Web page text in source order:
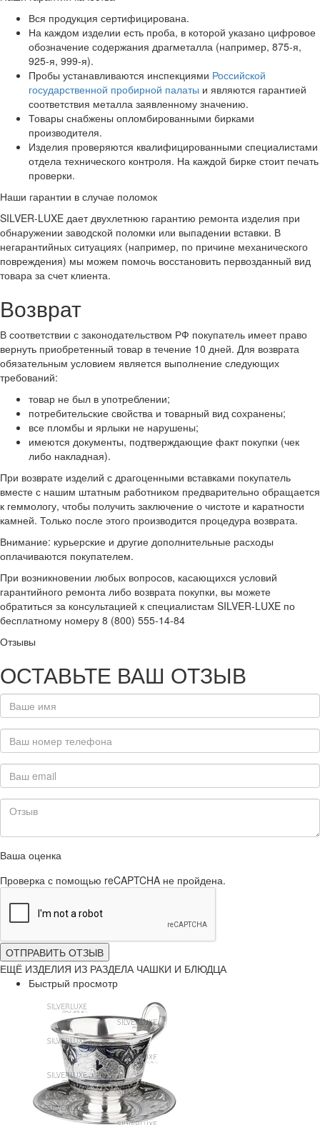
Вся продукция сертифицирована.
На каждом изделии есть проба, в которой указано цифровое
обозначение содержания драгметалла (например, 875-я,
925-я, 999-я).
Пробы устанавливаются инспекциями Российской
государственной пробирной палаты и являются гарантией
соответствия металла заявленному значению.
Товары снабжены опломбированными бирками
производителя.
Изделия проверяются квалифицированными специалистами
отдела технического контроля. На каждой бирке стоит печать
проверки.
Наши гарантии в случае поломок
SILVER-LUXE дает двухлетнюю гарантию ремонта изделия при
обнаружении заводской поломки или выпадении вставки. В
негарантийных ситуациях (например, по причине механического
повреждения) мы можем помочь восстановить первозданный вид
товара за счет клиента.
Возврат
В соответствии с законодательством РФ покупатель имеет право
вернуть приобретенный товар в течение 10 дней. Для возврата
обязательным условием является выполнение следующих
требований:
товар не был в употреблении;
потребительские свойства и товарный вид сохранены;
все пломбы и ярлыки не нарушены;
имеются документы, подтверждающие факт покупки (чек
либо накладная).
При возврате изделий с драгоценными вставками покупатель
вместе с нашим штатным работником предварительно обращается
к геммологу, чтобы получить заключение о чистоте и каратности
камней. Только после этого производится процедура возврата.
Внимание: курьерские и другие дополнительные расходы
оплачиваются покупателем.
При возникновении любых вопросов, касающихся условий
гарантийного ремонта либо возврата покупки, вы можете
обратиться за консультацией к специалистам SILVER-LUXE по
бесплатному номеру 8 (800) 555-14-84
Отзывы
ОСТАВЬТЕ ВАШ ОТЗЫВ
Ваша оценка
Проверка с помощью reCAPTCHA не пройдена.
ОТПРАВИТЬ ОТЗЫВ
ЕЩЁ ИЗДЕЛИЯ ИЗ РАЗДЕЛА ЧАШКИ И БЛЮДЦА
Быстрый просмотр